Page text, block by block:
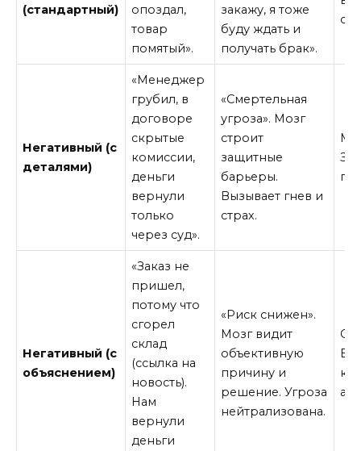
(стандартный)
опоздал,
товар
помятый».
закажу, я тоже
буду ждать и
получать брак».
Негативный (с
деталями)
«Менеджер
грубил, в
договоре
скрытые
комиссии,
деньги
вернули
только
через суд».
«Смертельная
угроза». Мозг
строит
защитные
барьеры.
Вызывает гнев и
страх.
Негативный (с
объяснением)
«Заказ не
пришел,
потому что
сгорел
склад
(ссылка на
новость).
Нам
вернули
деньги
«Риск снижен».
Мозг видит
объективную
причину и
решение. Угроза
нейтрализована.
а